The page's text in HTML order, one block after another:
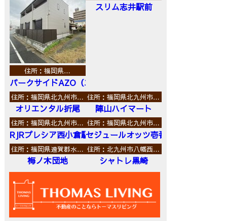
住所：福岡県…
パークサイドAZO（エーゼットオー）
スリム志井駅前
住所：福岡県北九州市…
オリエンタル折尾
住所：福岡県北九州市…
陣山ハイマート
住所：福岡県北九州市…
RJRプレシア西小倉駅前
住所：福岡県北九州市…
セジュールオッツ壱番館
住所：福岡県遠賀郡水…
梅ノ木団地
住所：北九州市八幡西…
シャトレ黒崎